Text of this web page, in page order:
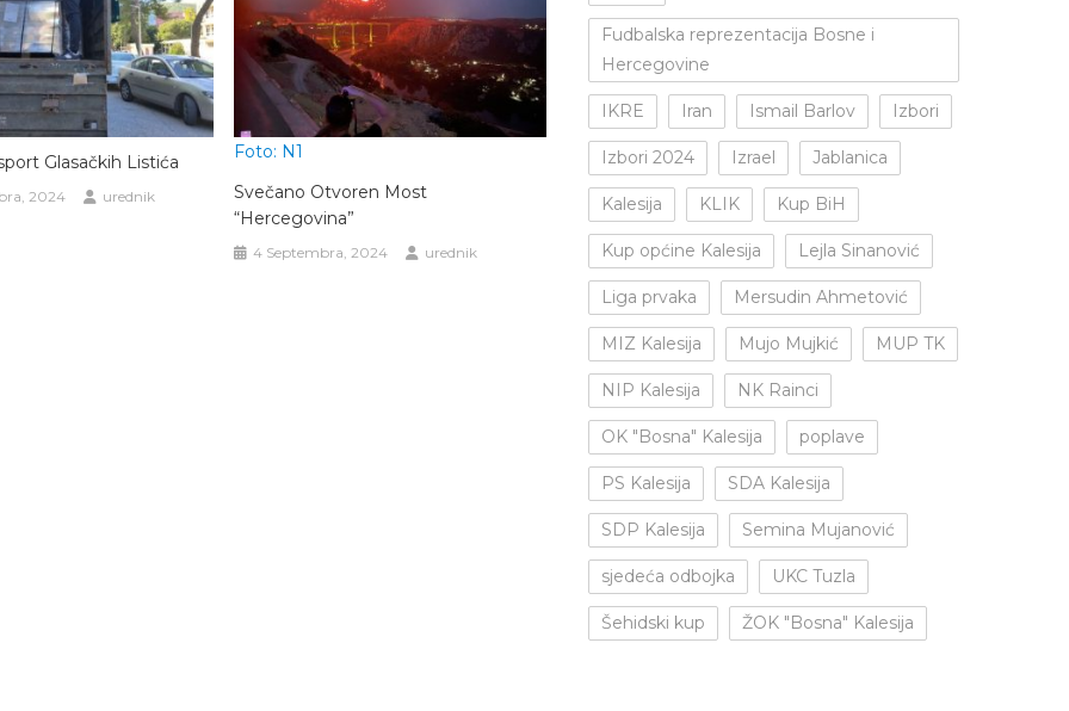
Glasačkih Listića
2024 urednik
Foto: N1
Svečano Otvoren Most
“Hercegovina”
4 Septembra, 2024 urednik
Fudbalska reprezentacija Bosne i
Hercegovine
IKRE Iran Ismail Barlov Izbori
Izbori 2024 Izrael Jablanica
Kalesija KLIK Kup BiH
Kup općine Kalesija Lejla Sinanović
Liga prvaka Mersudin Ahmetović
MIZ Kalesija Mujo Mujkić MUP TK
NIP Kalesija NK Rainci
OK "Bosna" Kalesija poplave
PS Kalesija SDA Kalesija
SDP Kalesija Semina Mujanović
sjedeća odbojka UKC Tuzla
Šehidski kup ŽOK "Bosna" Kalesija